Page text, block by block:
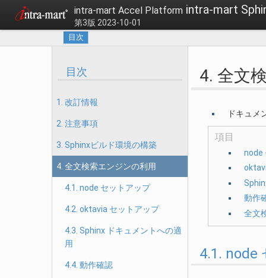
intra-mart Accel Platform intra-mart
第3版 2023-10-01
目次
目次
1. 改訂情報
2. 注意事項
3. Sphinxビルド環境の構築
4. 全文検索エンジンの利用
4.1. node セットアップ
4.2. oktavia セットアップ
4.3. Sphinx ドキュメントへの適
用
4.4. 動作確認
4. 全文
ドキュメ
項目
node
動作
全文
4.1. node